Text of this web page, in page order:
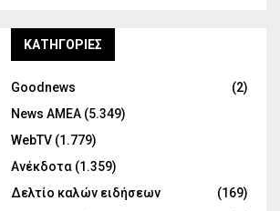
KΑΤΗΓΟΡΊΕΣ
Goodnews
(2)
News ΑΜΕΑ (5.349)
WebTV (1.779)
Ανέκδοτα (1.359)
Δελτίο καλών ειδήσεων
(169)